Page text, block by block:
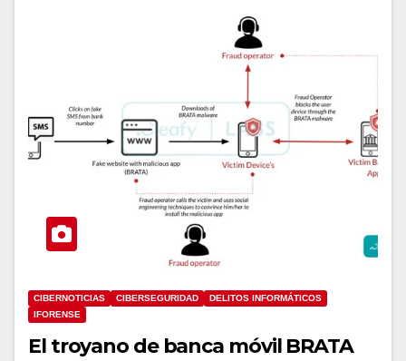
CIBERNOTICIAS CIBERSEGURIDAD
DELITOS INFORMÁTICOS
IFORENSE
El troyano de banca móvil BRATA